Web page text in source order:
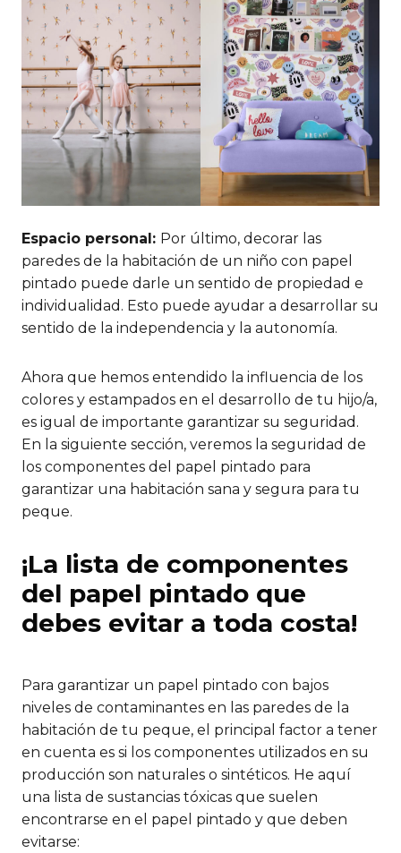
Espacio personal: Por último, decorar las
paredes de la habitación de un niño con papel
pintado puede darle un sentido de propiedad e
individualidad. Esto puede ayudar a desarrollar su
sentido de la independencia y la autonomía.
Ahora que hemos entendido la influencia de los
colores y estampados en el desarrollo de tu hijo/a,
es igual de importante garantizar su seguridad.
En la siguiente sección, veremos la seguridad de
los componentes del papel pintado para
garantizar una habitación sana y segura para tu
peque.
¡La lista de componentes
del papel pintado que
debes evitar a toda costa!
Para garantizar un papel pintado con bajos
niveles de contaminantes en las paredes de la
habitación de tu peque, el principal factor a tener
en cuenta es si los componentes utilizados en su
producción son naturales o sintéticos. He aquí
una lista de sustancias tóxicas que suelen
encontrarse en el papel pintado y que deben
evitarse: